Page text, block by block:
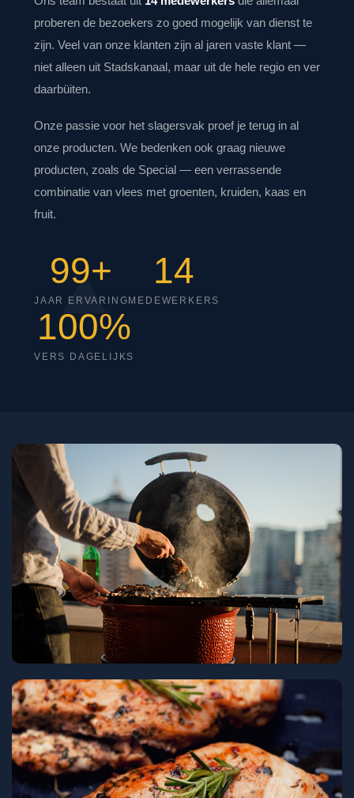
proberen de bezoekers zo goed mogelijk van dienst te
zijn. Veel van onze klanten zijn al jaren vaste klant —
niet alleen uit Stadskanaal, maar uit de hele regio en ver
daarbüiten.
Onze passie voor het slagersvak proef je terug in al
onze producten. We bedenken ook graag nieuwe
producten, zoals de Special — een verrassende
combinatie van vlees met groenten, kruiden, kaas en
fruit.
99+
JAAR ERVARING
14
MEDEWERKERS
100%
VERS DAGELIJKS